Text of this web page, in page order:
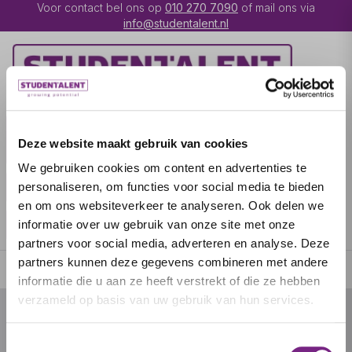
Deze website maakt gebruik van cookies
We gebruiken cookies om content en advertenties te
personaliseren, om functies voor social media te bieden
en om ons websiteverkeer te analyseren. Ook delen we
informatie over uw gebruik van onze site met onze
partners voor social media, adverteren en analyse. Deze
partners kunnen deze gegevens combineren met andere
informatie die u aan ze heeft verstrekt of die ze hebben
verzameld op basis van uw gebruik van hun services.
Voor contact bel ons op 010 270 7090 of mail ons via
info@studentalent.nl
UITZENDKRACHT
IK BEN WERKGEVER OVER STUDENTALENT
SPECIALISATIES